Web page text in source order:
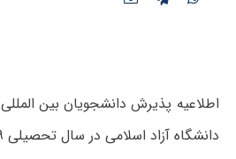
اطلاعیه پذیرش دانشجویان بین
دانشگاه آزاد اسلامی در سال تحصیلی ۱۳۹۹-۱۴۰۰ منتشر شد.